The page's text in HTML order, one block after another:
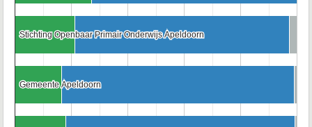
Stichting Openbaar Primair Onderwijs Apeldoorn
Stichting Openbaar Primair Onderwijs Apeldoorn
Gemeente Apeldoorn
Gemeente Apeldoorn